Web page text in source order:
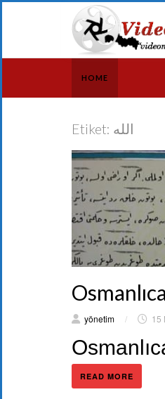
HOME
Etiket: الله
yönetim / 15
READ MORE